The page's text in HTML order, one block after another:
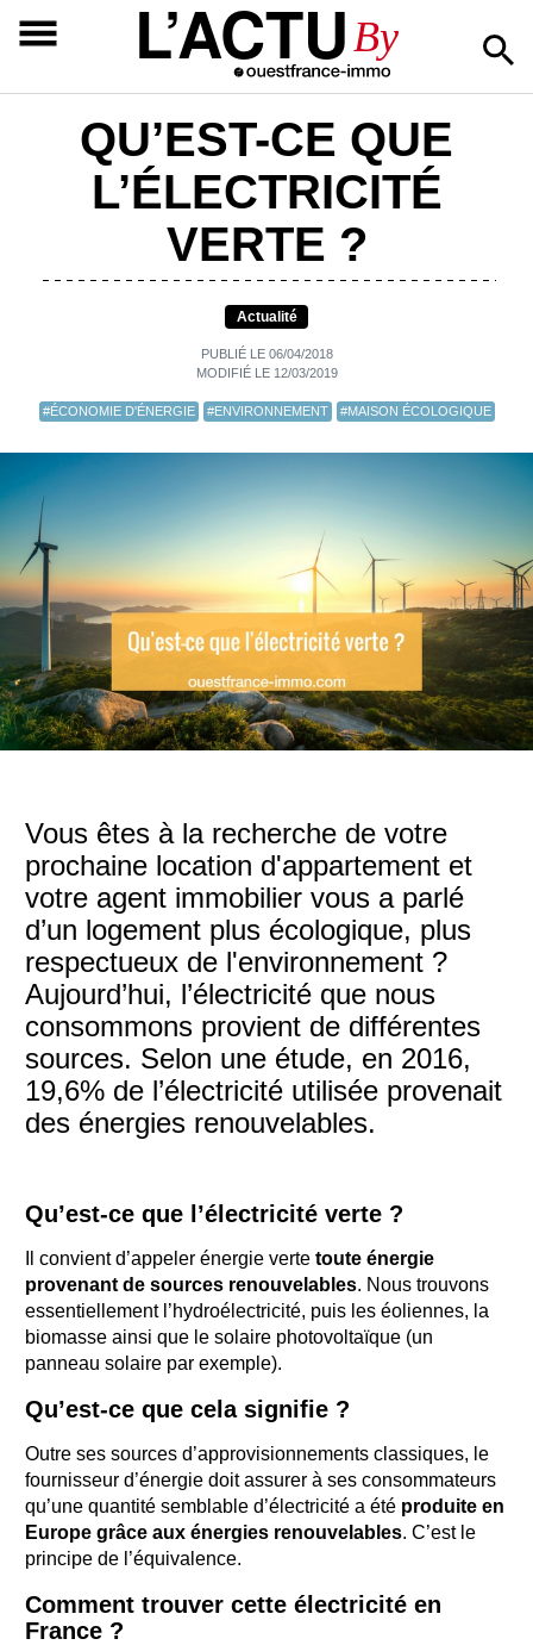
L’ACTUBy
QU’EST-CE QUE
L’ÉLECTRICITÉ
VERTE ?
Actualité
PUBLIÉ LE 06/04/2018
MODIFIÉ LE 12/03/2019
#ÉCONOMIE D'ÉNERGIE #ENVIRONNEMENT #MAISON ÉCOLOGIQUE
Vous êtes à la recherche de votre
prochaine location d'appartement et
votre agent immobilier vous a parlé
d’un logement plus écologique, plus
respectueux de l'environnement ?
Aujourd’hui, l’électricité que nous
consommons provient de différentes
sources. Selon une étude, en 2016,
19,6% de l’électricité utilisée provenait
des énergies renouvelables.
Qu’est-ce que l’électricité verte ?
Il convient d’appeler énergie verte toute énergie
provenant de sources renouvelables. Nous trouvons
essentiellement l’hydroélectricité, puis les éoliennes, la
biomasse ainsi que le solaire photovoltaïque (un
panneau solaire par exemple).
Qu’est-ce que cela signifie ?
Outre ses sources d’approvisionnements classiques, le
fournisseur d’énergie doit assurer à ses consommateurs
qu’une quantité semblable d’électricité a été produite en
Europe grâce aux énergies renouvelables. C’est le
principe de l’équivalence.
Comment trouver cette électricité en
France ?